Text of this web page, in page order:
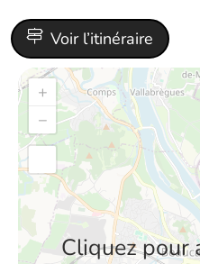
Voir l’itinéraire
Cliquez pour
+
−